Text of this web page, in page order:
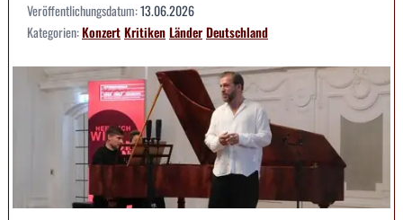
Veröffentlichungsdatum:13.06.2026
Kategorien:KonzertKritikenLänderDeutschland